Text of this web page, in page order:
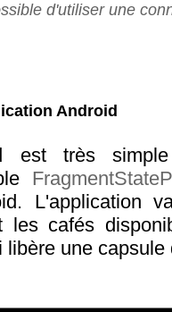
d'utiliser une
Android
est très
L'application
les cafés
une capsule